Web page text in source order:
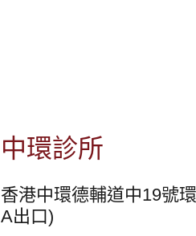
中環診所
香港中環德輔道中19號
A出口)